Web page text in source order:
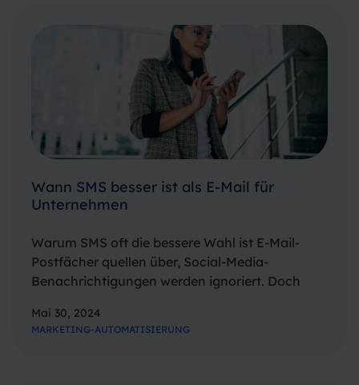
Wann SMS besser ist als E-Mail für
Unternehmen
Warum SMS oft die bessere Wahl ist E-Mail-
Postfächer quellen über, Social-Media-
Benachrichtigungen werden ignoriert. Doch
sofort. Mit 91% der Weltbevölkerung, die
Mai 30, 2024
MARKETING-AUTOMATISIERUNG